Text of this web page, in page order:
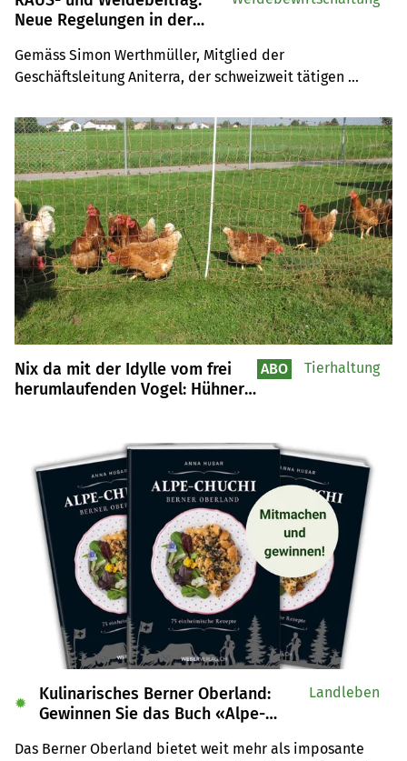
Neue Regelungen in der
Futtermangel
Gemäss Simon Werthmüller, Mitglied der
Geschäftsleitung Aniterra, der schweizweit tätigen
Bestimmungen an. Die Kantone Bern, Freiburg, Solothurn,
Basel-Landschaft und Wallis geben Auskunft über die
Änderungen.
Nix da mit der Idylle vom frei
herumlaufenden Vogel: Hühner
ABO Tierhaltung
Kulinarisches Berner Oberland:
Gewinnen Sie das Buch «Alpe-
Das Berner Oberland bietet weit mehr als imposante
✹
Landleben